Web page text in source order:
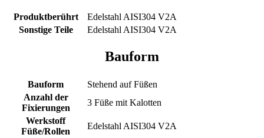
Produktberührt
Edelstahl AISI304 V2A
Sonstige Teile
Edelstahl AISI304 V2A
Bauform
Bauform
Stehend auf Füßen
Anzahl der
Fixierungen
3 Füße mit Kalotten
Werkstoff
Füße/Rollen
Edelstahl AISI304 V2A